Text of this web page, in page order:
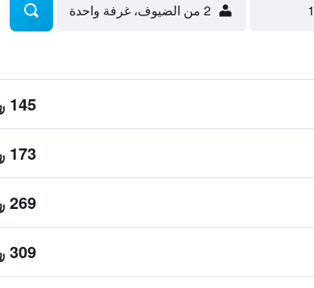
2 من الضيوف، غرفة واحدة
145 ﷼
173 ﷼
269 ﷼
309 ﷼